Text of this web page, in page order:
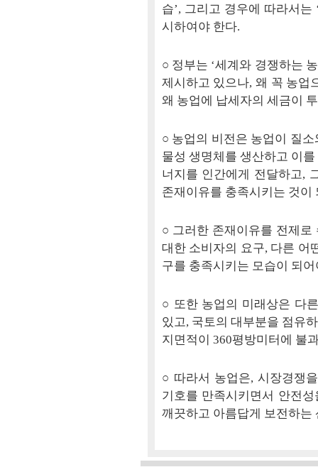
습’, 그리고 경우에 따라서
시하여야 한다.
○ 정부는 ‘세계와 경쟁하는
제시하고 있으나, 왜 꼭 농업
왜 농업에 납세자의 세금이
○ 농업의 비전은 농업이 질
물성 생명체를 생산하고 이
너지를 인간에게 전달하고,
존재이유를 충족시키는 것이
○ 그러한 존재이유를 전제
대한 소비자의 요구, 다른 어
구를 충족시키는 모습이 되어
○ 또한 농업의 미래상은 다
있고, 국토의 대부분을 점유
지면적이 360평방미터에 불
○ 따라서 농업은, 시장경쟁
기호를 만족시키면서 안전
깨끗하고 아름답게 보전하는